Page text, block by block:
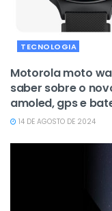
TECNOLOGIA
Motorola moto
saber sobre o
amoled, gps e
14 DE AGOSTO DE 2024